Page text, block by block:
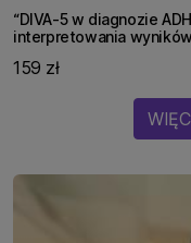
“DIVA-5 w diagnozie
interpretowania
159 zł